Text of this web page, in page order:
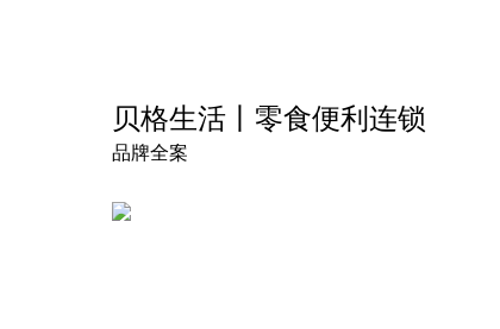
贝格生活丨零食便利连锁
品牌全案